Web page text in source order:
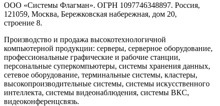
ООО «Системы Флагман». ОГРН 1097746348897. Россия,
121059, Москва, Бережковская набережная, дом 20,
строение 8.
Производство и продажа высокотехнологичной
компьютерной продукции: серверы, серверное оборудование,
профессиональные графические и рабочие станции,
персональные суперкомпьютеры, системы хранения данных,
сетевое оборудование, терминальные системы, кластеры,
высокопроизводительные системы, системы искусственного
интеллекта, системы видеонаблюдения, системы ВКС,
видеоконференцсвязь.